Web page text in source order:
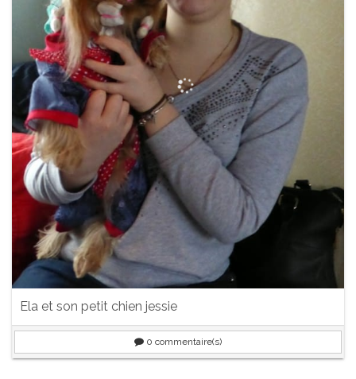
Ela et son petit chien jessie
0 commentaire(s)